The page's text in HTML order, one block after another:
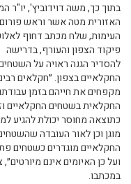
בתוך כך, משה דוידוביץ', יו"ר
האזורית מטה אשר וראש
העימות, שלח מכתב דחוף
פיקוד הצפון והעורף, בדרישה
להסדיר הגנה ראויה על
החקלאיים בצפון. ״חקלאים
מקפחים את חייהם בזמן
החקלאית בשטחים החקלאיים
כתוצאה מחוסר יכולת להגיע
מוגן וכן לאור העובדה
החקלאיים מוגדרים כשטחים
ועל כן האיומים אינם מיורטים״,
במכתבו.